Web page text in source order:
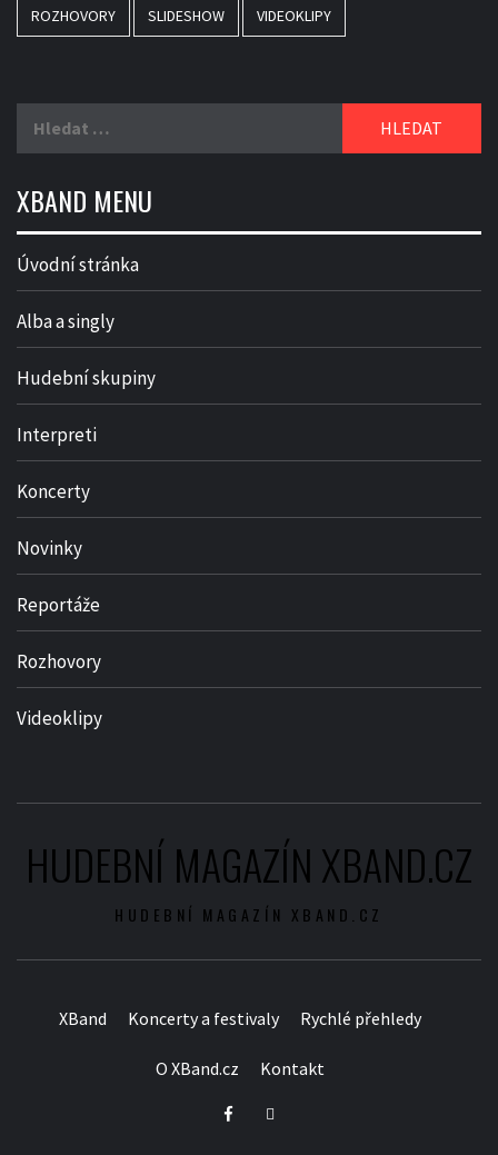
ROZHOVORY SLIDESHOW VIDEOKLIPY
XBAND MENU
Úvodní stránka
Alba a singly
Hudební skupiny
Interpreti
Koncerty
Novinky
Reportáže
Rozhovory
Videoklipy
HUDEBNÍ MAGAZÍN XBAND.CZ
HUDEBNÍ MAGAZÍN XBAND.CZ
XBand Koncerty a festivaly Rychlé přehledy
O XBand.cz Kontakt
FacebookTwitter